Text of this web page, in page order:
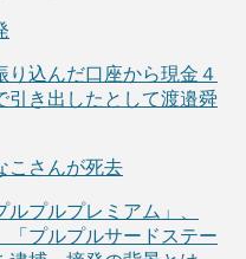
込んだ口座から現金４
引き出したとして渡邉舜
こさんが死去
プルプレミアム」、
「プルプルサードステー